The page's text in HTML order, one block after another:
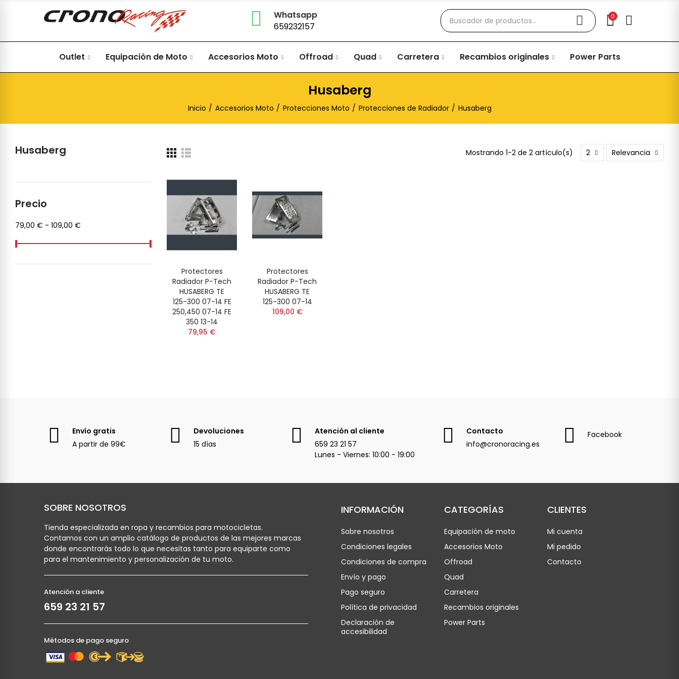
Whatsapp
659232157
0
Outlet Equipación de Moto Accesorios Moto Offroad Quad Carretera Recambios originales Power Parts
Husaberg
Inicio Accesorios Moto Protecciones Moto Protecciones de Radiador Husaberg
Mostrando 1-2 de 2 artículo(s) 2 Relevancia
Protectores
Radiador P-Tech
HUSABERG TE
125-300 07-14 FE
250,450 07-14 FE
350 13-14
79,95 €
Protectores
Radiador P-Tech
HUSABERG TE
125-300 07-14
109,00 €
Husaberg
Precio
79,00 € - 109,00 €
Envío gratis
A partir de 99€
Devoluciones
15 días
Atención al cliente
659 23 21 57
Lunes - Viernes: 10:00 - 19:00
Contacto
info@cronoracing.es
Facebook
SOBRE NOSOTROS
Tienda especializada en ropa y recambios para motocicletas.
Contamos con un amplio catálogo de productos de las mejores marcas
donde encontrarás todo lo que necesitas tanto para equiparte como
para el mantenimiento y personalización de tu moto.
Atención a cliente
659 23 21 57
Métodos de pago seguro
INFORMACIÓN
Sobre nosotros
Condiciones legales
Condiciones de compra
Envío y pago
Pago seguro
Política de privacidad
Declaración de
accesibilidad
CATEGORÍAS
Equipación de moto
Accesorios Moto
Offroad
Quad
Carretera
Recambios originales
Power Parts
CLIENTES
Mi cuenta
Mi pedido
Contacto